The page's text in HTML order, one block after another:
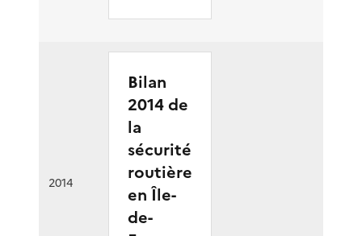
2014
Bilan
2014 de
la
sécurité
routière
en Île-
de-